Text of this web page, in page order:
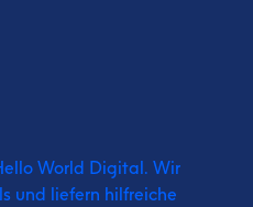
World Digital. Wir
und liefern hilfreiche